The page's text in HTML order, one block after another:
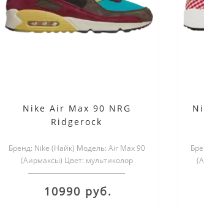
Infrared
17000 руб.
Nike Air Max 90 NRG
Ridgerock
Бренд: Nike (Найк) Модель: Air Max 90
(Аирмаксы) Цвет: мультиколор
Размеры обуви: мужские и..
10990 руб.